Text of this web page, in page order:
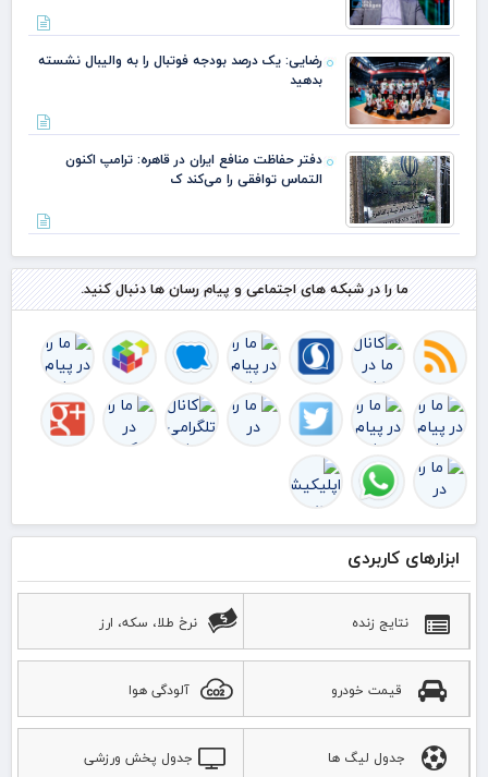
رضایی: یک درصد بودجه فوتبال را به والیبال نشسته
بدهید
دفتر حفاظت منافع ایران در قاهره: ترامپ اکنون
التماس توافقی را می‌کند ک
ما را در شبکه های اجتماعی و پیام رسان ها دنبال کنید.
ابزارهای کاربردی
نتایج زنده نرخ طلا، سکه، ارز
قیمت خودرو آلودگی هوا
جدول لیگ ها جدول پخش ورزشی